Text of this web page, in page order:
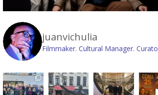
juanvichulia
Filmmaker. Cultural Manager.